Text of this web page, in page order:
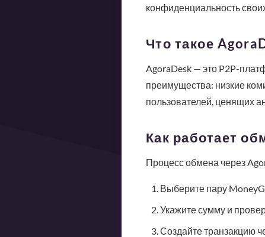
конфиденциальность
Что такое
AgoraDesk — это P2P-
преимущества: низкие
пользователей, ценящих
Как работает
Процесс обмена через
Выберите пару
Укажите сумму и
Создайте транзакцию